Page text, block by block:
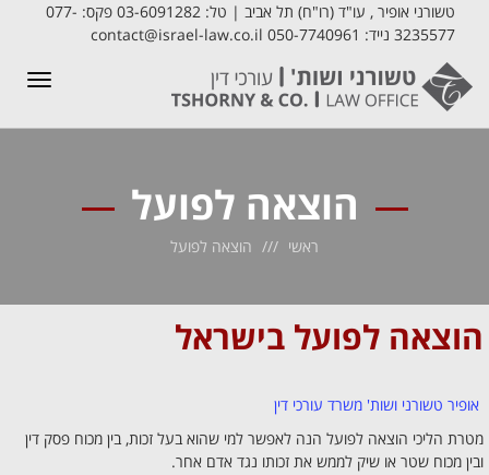
טשורני אופיר , עו"ד (רו"ח) תל אביב | טל: 03-6091282 פקס: 077-
3235577 נייד: 050-7740961 contact@israel-law.co.il
הוצאה לפועל
ראשי הוצאה לפועל
הוצאה לפועל בישראל
אופיר טשורני ושות' משרד עורכי דין
מטרת הליכי הוצאה לפועל הנה לאפשר למי שהוא בעל זכות, בין מכוח פסק דין
ובין מכוח שטר או שיק לממש את זכותו נגד אדם אחר.